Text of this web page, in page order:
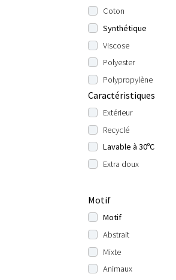
Coton
Synthétique
Viscose
Polyester
Polypropylène
Caractéristiques
Extérieur
Recyclé
Lavable à 30ºC
Extra doux
Motif
Motif
Abstrait
Mixte
Animaux